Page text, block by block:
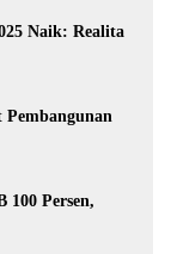
Naik: Realita
100 Persen,